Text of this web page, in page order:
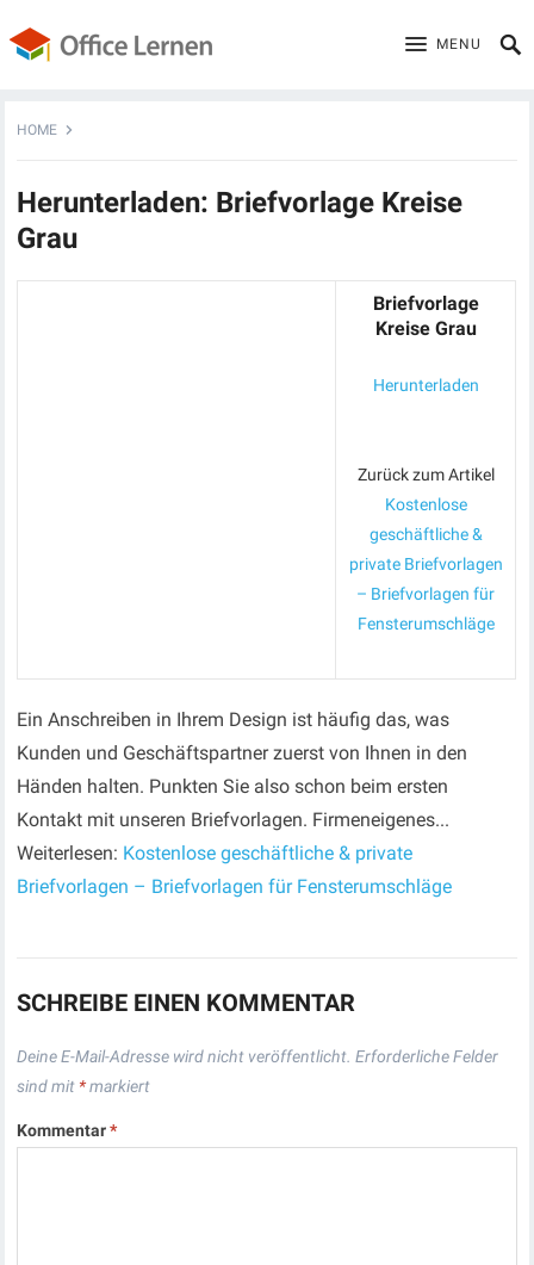
MENU
HOME
Herunterladen: Briefvorlage Kreise
Grau
Briefvorlage
Kreise Grau
Herunterladen
Zurück zum Artikel
Kostenlose
geschäftliche &
private Briefvorlagen
– Briefvorlagen für
Fensterumschläge
Ein Anschreiben in Ihrem Design ist häufig das, was
Kunden und Geschäftspartner zuerst von Ihnen in den
Händen halten. Punkten Sie also schon beim ersten
Kontakt mit unseren Briefvorlagen. Firmeneigenes...
Weiterlesen: Kostenlose geschäftliche & private
Briefvorlagen – Briefvorlagen für Fensterumschläge
SCHREIBE EINEN KOMMENTAR
Deine E-Mail-Adresse wird nicht veröffentlicht. Erforderliche Felder
sind mit *markiert
Kommentar*